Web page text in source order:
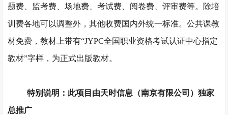
题费、监考费、场地费、考试费、阅卷费、评审费等。除培
训费各地可以调整外，其他收费国内外统一标准。公共课教
材免费，教材上带有“JYPC全国职业资格考试认证中心指定
教材”字样，为正式出版教材。
特别说明：此项目由天时信息（南京有限公司）独家
总推广